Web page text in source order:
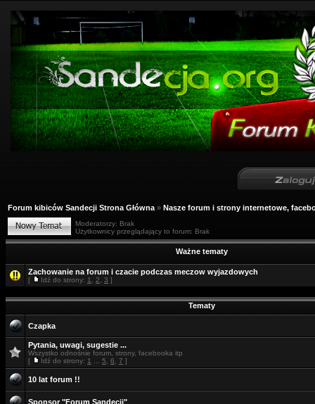
Forum kibiców Sandecji Strona Główna » Nasze forum i strony internetowe,
Moderatorzy: Brak
Użytkownicy przeglądający to forum: Brak
Ważne tematy
Zachowanie na forum i czacie podczas meczow wyjazdowych
[ Idź do strony: 1 2 3 ]
Tematy
Czapka
Pytania, uwagi, sugestie ...
Wszystko odnośnie forum, strony, facebooka itp
[
Idź do strony: 1 5 6 7 ]
10 lat forum !!
Sponsor "Forum Sandecji"